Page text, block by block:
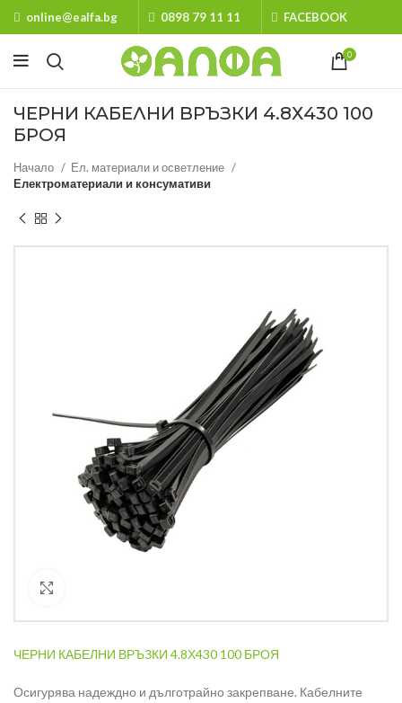
online@ealfa.bg 0898 79 11 11 FACEBOOK
0
ЧЕРНИ КАБЕЛНИ ВРЪЗКИ 4.8Х430 100
БРОЯ
Начало
Ел. материали и осветление
Електроматериали и консумативи
ЧЕРНИ КАБЕЛНИ ВРЪЗКИ 4.8Х430 100 БРОЯ
Осигурява надеждно и дълготрайно закрепване. Кабелните